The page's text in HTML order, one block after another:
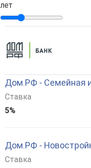
лет
Дом.РФ - Семейная
Ставка
5%
Дом.РФ -
Ставка